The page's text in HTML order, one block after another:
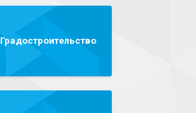
Градостроительство